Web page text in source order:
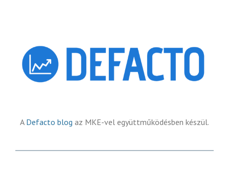
A Defacto blog az MKE-vel együttműködésben készül.